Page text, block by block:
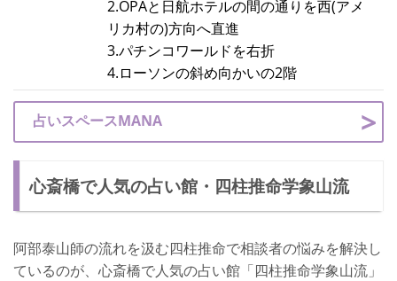
2.OPAと日航ホテルの間の通りを西(アメ
リカ村の)方向へ直進
3.パチンコワールドを右折
4.ローソンの斜め向かいの2階
占いスペースMANA
心斎橋で人気の占い館・四柱推命学象山流
阿部泰山師の流れを汲む四柱推命で相談者の悩みを解決し
ているのが、心斎橋で人気の占い館「四柱推命学象山流」